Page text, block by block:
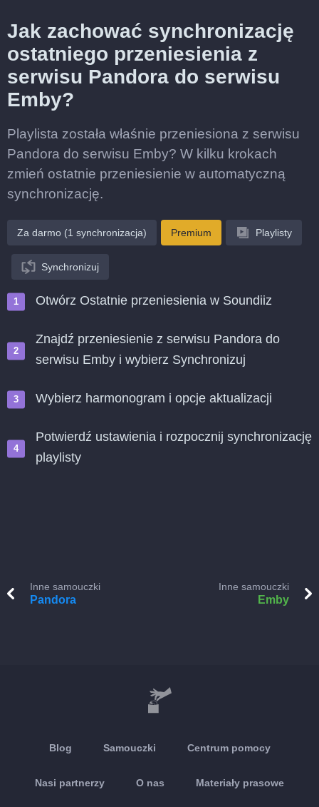
Jak zachować synchronizację
ostatniego przeniesienia z
serwisu Pandora do serwisu
Emby?
Playlista została właśnie przeniesiona z serwisu
Pandora do serwisu Emby? W kilku krokach
zmień ostatnie przeniesienie w automatyczną
synchronizację.
Za darmo (1 synchronizacja) Premium Playlisty
Synchronizuj
Otwórz Ostatnie przeniesienia w Soundiiz
Znajdź przeniesienie z serwisu Pandora do
serwisu Emby i wybierz Synchronizuj
Wybierz harmonogram i opcje aktualizacji
Potwierdź ustawienia i rozpocznij synchronizację
playlisty
Inne samouczki
Pandora
Inne samouczki
Emby
Blog Samouczki Centrum pomocy
Nasi partnerzy O nas Materiały prasowe